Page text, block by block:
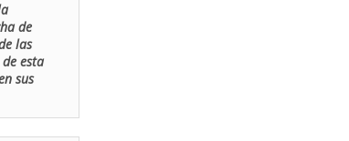
de
las
esta
sus